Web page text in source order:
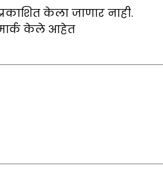
केला जाणार नाही.
केले आहेत